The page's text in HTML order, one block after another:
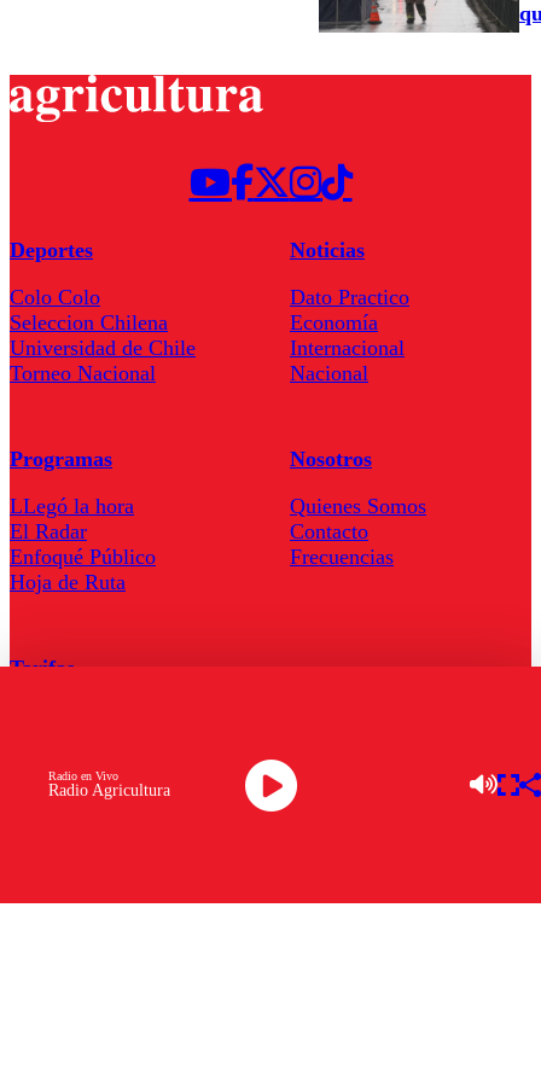
Radio Agricultura
Radio en Vivo
Deportes
Colo Colo
Seleccion Chilena
Universidad de Chile
Torneo Nacional
Noticias
Dato Practico
Economía
Internacional
Nacional
Programas
LLegó la hora
El Radar
Enfoqué Público
Hoja de Ruta
Nosotros
Quienes Somos
Contacto
Frecuencias
Tarifas
Descarga la APP